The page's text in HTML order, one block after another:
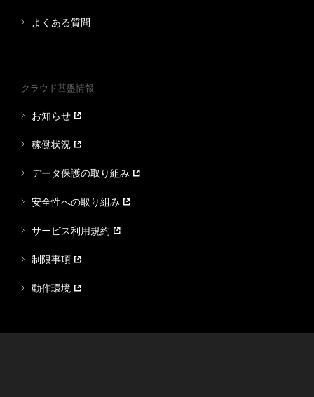
よくある質問
クラウド基盤情報
お知らせ
稼働状況
データ保護の取り組み
安全性への取り組み
サービス利用規約
制限事項
動作環境